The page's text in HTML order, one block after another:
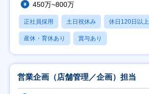
450万~800万
正社員採用 土日祝休み 休日120日以上
産休・育休あり 賞与あり
営業企画（店舗管理／企画）担当